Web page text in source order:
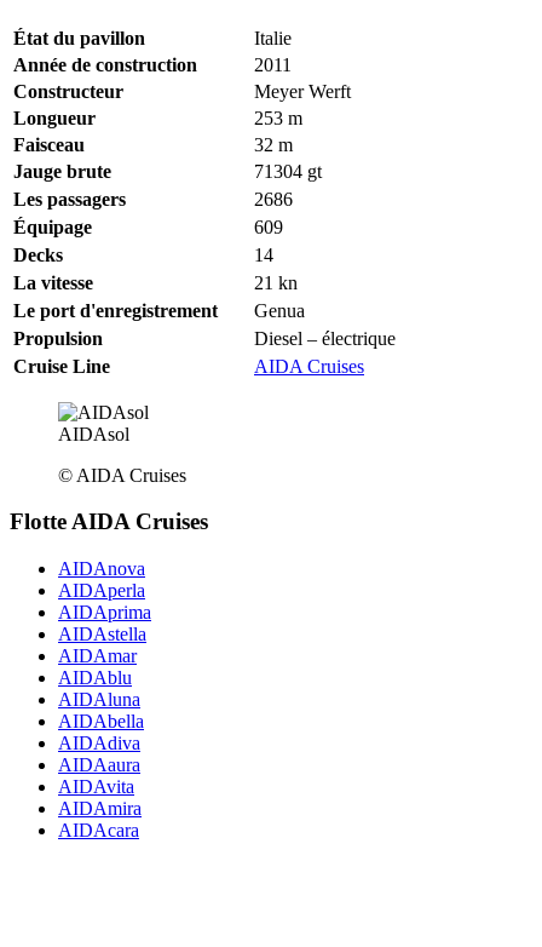
État du pavillon
Italie
Année de construction
2011
Constructeur
Meyer Werft
Longueur
253 m
Faisceau
32 m
Jauge brute
71304 gt
Les passagers
2686
Équipage
609
Decks
14
La vitesse
21 kn
Le port d'enregistrement
Genua
Propulsion
Diesel – électrique
Cruise Line
AIDA Cruises
AIDAsol
© AIDA Cruises
Flotte AIDA Cruises
AIDAnova
AIDAperla
AIDAprima
AIDAstella
AIDAmar
AIDAblu
AIDAluna
AIDAbella
AIDAdiva
AIDAaura
AIDAvita
AIDAmira
AIDAcara